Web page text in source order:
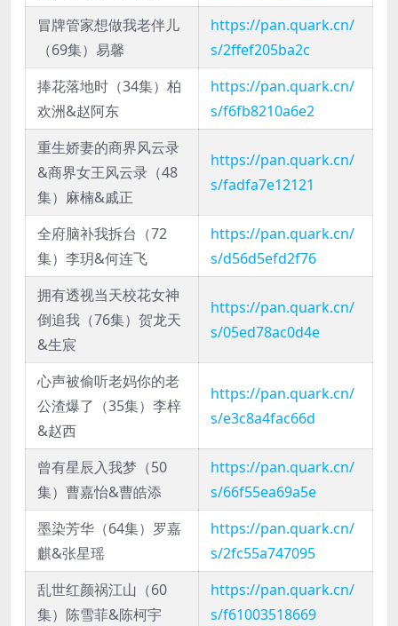
冒牌管家想做我老伴儿
（69集）易馨
https://pan.quark.cn/
s/2ffef205ba2c
捧花落地时（34集）柏
欢洲&赵阿东
https://pan.quark.cn/
s/f6fb8210a6e2
重生娇妻的商界风云录
&商界女王风云录（48
集）麻楠&戚正
https://pan.quark.cn/
s/fadfa7e12121
全府脑补我拆台（72
集）李玥&何连飞
https://pan.quark.cn/
s/d56d5efd2f76
拥有透视当天校花女神
倒追我（76集）贺龙天
&生宸
https://pan.quark.cn/
s/05ed78ac0d4e
心声被偷听老妈你的老
公渣爆了（35集）李梓
&赵西
https://pan.quark.cn/
s/e3c8a4fac66d
曾有星辰入我梦（50
集）曹嘉怡&曹皓添
https://pan.quark.cn/
s/66f55ea69a5e
墨染芳华（64集）罗嘉
麒&张星瑶
https://pan.quark.cn/
s/2fc55a747095
乱世红颜祸江山（60
集）陈雪菲&陈柯宇
https://pan.quark.cn/
s/f61003518669